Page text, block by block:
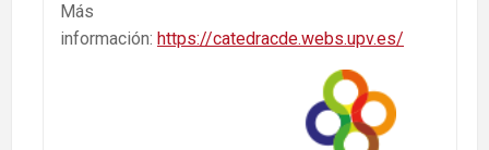
Más
información: https://catedracde.webs.upv.es/